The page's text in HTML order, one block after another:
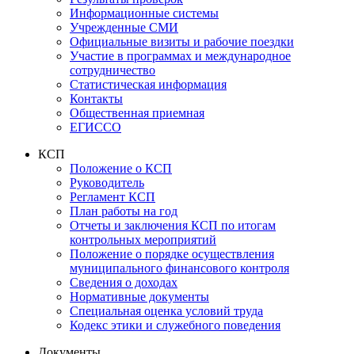
Информационные системы
Учрежденные СМИ
Официальные визиты и рабочие поездки
Участие в программах и международное
сотрудничество
Статистическая информация
Контакты
Общественная приемная
ЕГИССО
КСП
Положение о КСП
Руководитель
Регламент КСП
План работы на год
Отчеты и заключения КСП по итогам
контрольных мероприятий
Положение о порядке осуществления
муниципального финансового контроля
Сведения о доходах
Нормативные документы
Специальная оценка условий труда
Кодекс этики и служебного поведения